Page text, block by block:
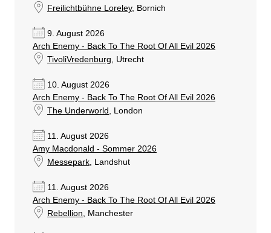
Freilichtbühne Loreley, Bornich
9. August 2026
Arch Enemy - Back To The Root Of All Evil 2026
TivoliVredenburg , Utrecht
10. August 2026
Arch Enemy - Back To The Root Of All Evil 2026
The Underworld
, London
11. August 2026
Amy Macdonald - Sommer 2026
Messepark, Landshut
11. August 2026
Arch Enemy - Back To The Root Of All Evil 2026
Rebellion , Manchester